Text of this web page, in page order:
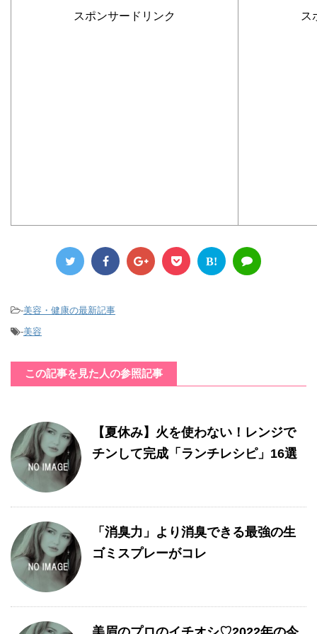
スポンサードリンク ス
B!
-美容・健康の最新記事
-美容
この記事を見た人の参照記事
【夏休み】火を使わない！レンジで
チンして完成「ランチレシピ」16選
「消臭力」より消臭できる最強の生
ゴミスプレーがコレ